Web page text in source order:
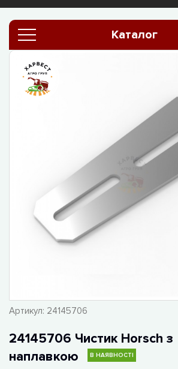
Каталог
Артикул: 24145706
24145706 Чистик Horsch з
наплавкою
В НАЯВНОСТІ